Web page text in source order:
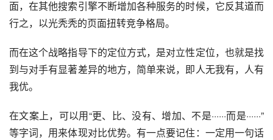
面，在其他搜索引擎不断增加各种服务的时候，它反其道而
行之，以光秃秃的页面扭转竞争格局。
而在这个战略指导下的定位方式，是对立性定位，也就是找
到与对手有显著差异的地方，简单来说，即人无我有，人有
我优。
在文案上，可以用“更、比、没有、增加、不是······而是······”
等字词，用来体现对比优势。有一点要记住：一定用一句话